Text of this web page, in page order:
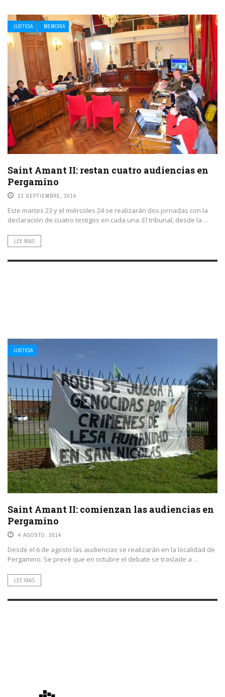
JUSTICIA MEMORIA
Saint Amant II: restan cuatro audiencias en
Pergamino
23 SEPTIEMBRE, 2014
Este martes 23 y el miércoles 24 se realizarán dos jornadas con la
declaración de cuatro testigos en cada una. El tribunal, desde la ...
LEE MAS
JUSTICIA
Saint Amant II: comienzan las audiencias en
Pergamino
4 AGOSTO, 2014
Desde el 6 de agosto las audiencias se realizarán en la localidad de
Pergamino. Se prevé que en octubre el debate se traslade a ...
LEE MAS